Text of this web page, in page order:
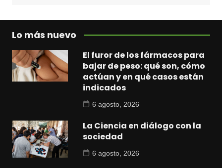
Lo más nuevo
El furor de los fármacos para
bajar de peso: qué son, cómo
actúan y en qué casos están
indicados
6 agosto, 2026
La Ciencia en diálogo con la
sociedad
6 agosto, 2026